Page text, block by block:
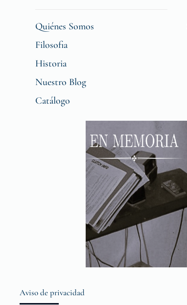
Quiénes Somos
Filosofia
Historia
Nuestro Blog
Catálogo
Aviso de privacidad